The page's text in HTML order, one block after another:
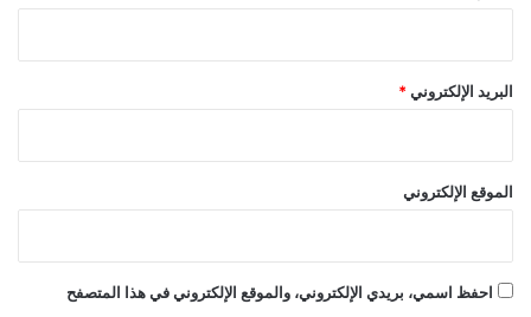
البريد الإلكتروني *
الموقع الإلكتروني
احفظ اسمي، بريدي الإلكتروني، والموقع الإلكتروني في هذا المتصفح